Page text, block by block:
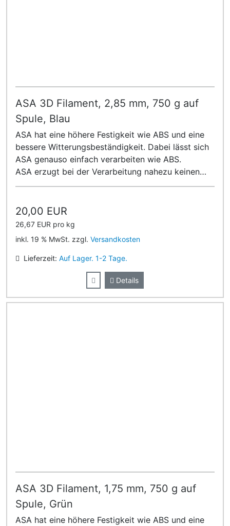
ASA 3D Filament, 2,85 mm, 750 g auf
Spule, Blau
ASA hat eine höhere Festigkeit wie ABS und eine
bessere Witterungsbeständigkeit. Dabei lässt sich
ASA genauso einfach verarbeiten wie ABS.
ASA erzugt bei der Verarbeitung nahezu keinen
Geruch!
20,00 EUR
26,67 EUR pro kg
inkl. 19 % MwSt. zzgl. Versandkosten
Lieferzeit: Auf Lager. 1-2 Tage.
Details
ASA 3D Filament, 1,75 mm, 750 g auf
Spule, Grün
ASA hat eine höhere Festigkeit wie ABS und eine